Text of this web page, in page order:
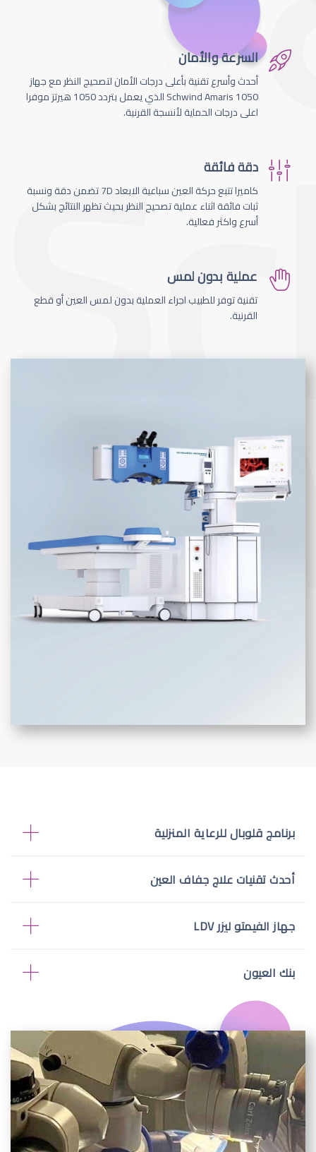
السرعة والأمان
أحدث وأسرع تقنية بأعلى درجات الأمان لتصحيج النظر مع جهاز
Schwind Amaris 1050 الذي يعمل بتردد 1050 هيرتز موفرا
اعلى درجات الحماية لأنسجة القرنية.
دقة فائقة
كاميرا تتبع حركة العين سباعية الابعاد 7D تضمن دقة ونسبة
ثبات فائقة اثناء عملية تصحيح النظر بحيث تظهر النتائج بشكل
أسرع واكثر فعالية.
عملية بدون لمس
تقنية توفر للطبيب اجراء العملية بدون لمس العين أو قطع
القرنية.
برنامج قلوبال للرعاية المنزلية
أحدث تقنيات علاج جفاف العين
جهاز الفيمتو ليزر LDV
بنك العيون